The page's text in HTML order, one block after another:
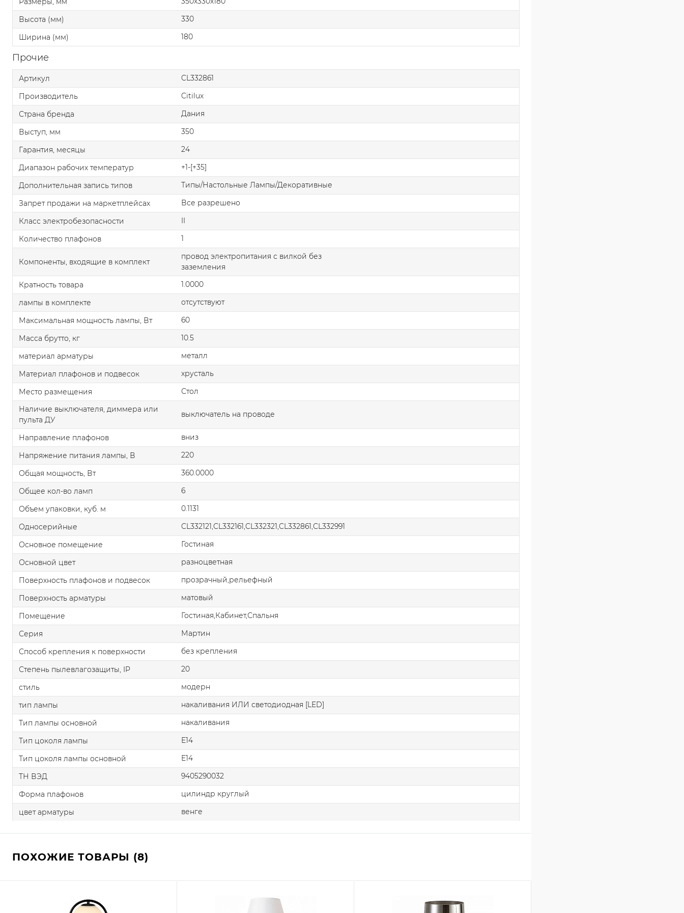
Высота (мм)
330
Ширина (мм)
180
Прочие
Артикул
CL332861
Производитель
Citilux
Страна бренда
Дания
Выступ, мм
350
Гарантия, месяцы
24
Диапазон рабочих температур
+1-[+35]
Дополнительная запись типов
Типы/Настольные Лампы/Декоративные
Запрет продажи на маркетплейсах
Все разрешено
Класс электробезопасности
II
Количество плафонов
1
Компоненты, входящие в комплект
провод электропитания с вилкой без
заземления
Кратность товара
1.0000
лампы в комплекте
отсутствуют
Максимальная мощность лампы, Вт
60
Масса брутто, кг
10.5
материал арматуры
металл
Материал плафонов и подвесок
хрусталь
Место размещения
Стол
Наличие выключателя, диммера или
пульта ДУ
выключатель на проводе
Направление плафонов
вниз
Напряжение питания лампы, В
220
Общая мощность, Вт
360.0000
Общее кол-во ламп
6
Объем упаковки, куб. м
0.1131
Односерийные
CL332121,CL332161,CL332321,CL332861,CL332991
Основное помещение
Гостиная
Основной цвет
разноцветная
Поверхность плафонов и подвесок
прозрачный,рельефный
Поверхность арматуры
матовый
Помещение
Гостиная,Кабинет,Спальня
Серия
Мартин
Способ крепления к поверхности
без крепления
Степень пылевлагозащиты, IP
20
стиль
модерн
тип лампы
накаливания ИЛИ светодиодная [LED]
Тип лампы основной
накаливания
Тип цоколя лампы
E14
Тип цоколя лампы основной
E14
ТН ВЭД
9405290032
Форма плафонов
цилиндр круглый
цвет арматуры
венге
ПОХОЖИЕ ТОВАРЫ (8)